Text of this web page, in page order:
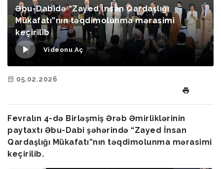
Əbu-Dabidə “Zayed İnsan Qardaşlığı
Mükafatı”nın təqdimolunma mərasimi
keçirilib
Videonu Aç
05.02.2026
Fevralın 4-də Birləşmiş Ərəb Əmirliklərinin
paytaxtı Əbu-Dabi şəhərində “Zayed İnsan
Qardaşlığı Mükafatı”nın təqdimolunma mərasimi
keçirilib.